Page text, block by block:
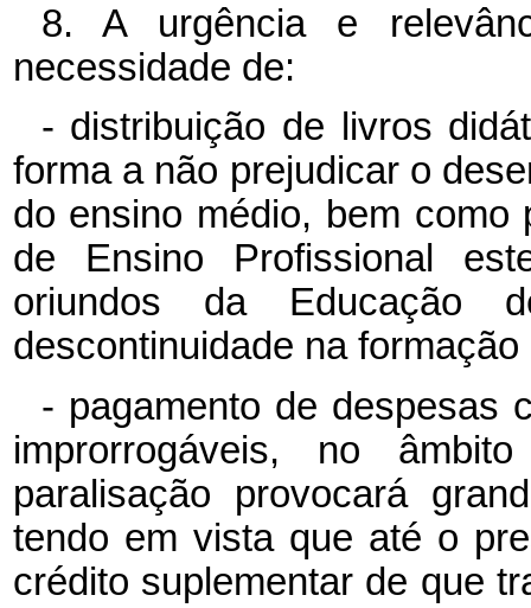
8. A urgência e
necessidade de:
- distribuição de livros
forma a não prejudicar o
do ensino médio, bem como
de Ensino Profissional
oriundos da Educação
descontinuidade na
- pagamento de despesas
improrrogáveis, no
paralisação provocará
tendo em vista que até o
crédito suplementar de que